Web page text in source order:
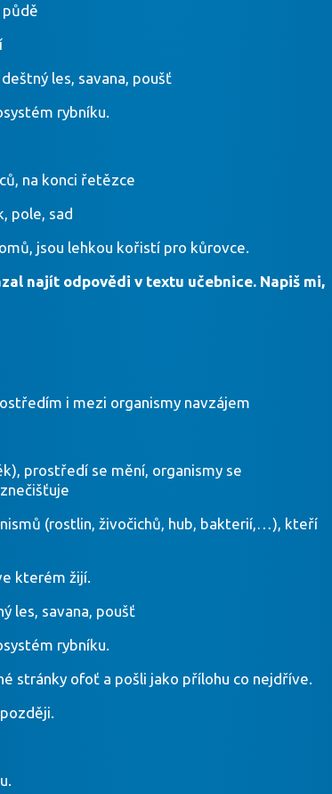
les, savana, poušť
rybníku.
na konci řetězce
pole, sad
jsou lehkou kořistí pro kůrovce.
najít odpovědi v textu učebnice. Napiš mi,
i mezi organismy navzájem
prostředí se mění, organismy se
(rostlin, živočichů, hub, bakterií,…), kteří
kterém žijí.
les, savana, poušť
rybníku.
stránky ofoť a pošli jako přílohu co nejdříve.